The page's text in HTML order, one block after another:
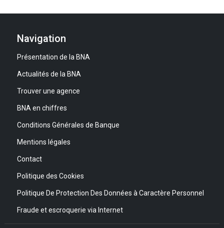
Navigation
Présentation de la BNA
Actualités de la BNA
Trouver une agence
BNA en chiffres
Conditions Générales de Banque
Mentions légales
Contact
Politique des Cookies
Politique De Protection Des Données à Caractère Personnel
Fraude et escroquerie via Internet